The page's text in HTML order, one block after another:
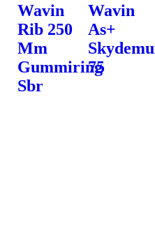
Wavin
Rib 250
Mm
Gummiring
Sbr
Wavin
As+
75